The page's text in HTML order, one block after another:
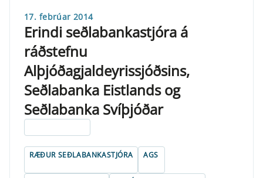
17. febrúar 2014
Erindi seðlabankastjóra á
ráðstefnu
Alþjóðagjaldeyrissjóðsins,
Seðlabanka Eistlands og
Seðlabanka Svíþjóðar
RÆÐUR SEÐLABANKASTJÓRA AGS